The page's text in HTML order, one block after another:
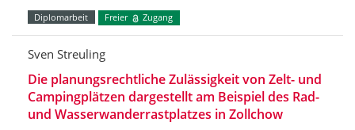
Diplomarbeit Freier Zugang
Sven Streuling
Die planungsrechtliche Zulässigkeit von Zelt- und
Campingplätzen dargestellt am Beispiel des Rad-
und Wasserwanderrastplatzes in Zollchow